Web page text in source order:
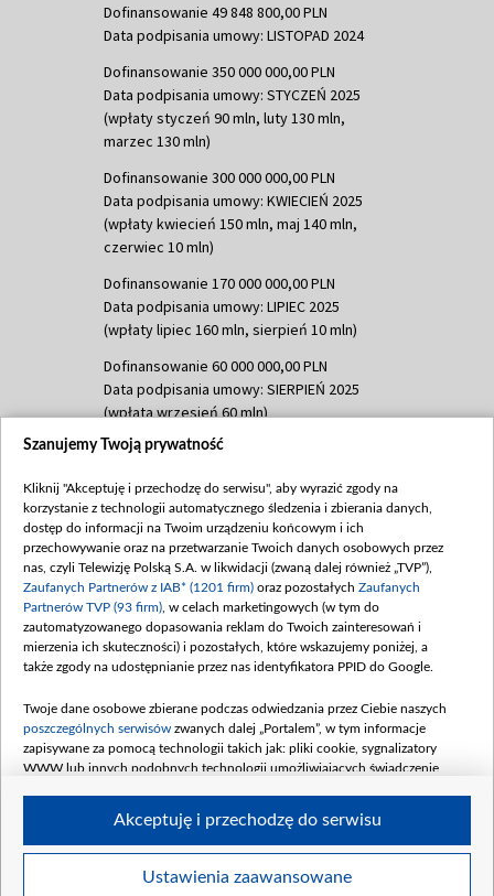
Dofinansowanie 49 848 800,00 PLN
Data podpisania umowy: LISTOPAD 2024
Dofinansowanie 350 000 000,00 PLN
Data podpisania umowy: STYCZEŃ 2025
(wpłaty styczeń 90 mln, luty 130 mln,
marzec 130 mln)
Dofinansowanie 300 000 000,00 PLN
Data podpisania umowy: KWIECIEŃ 2025
(wpłaty kwiecień 150 mln, maj 140 mln,
czerwiec 10 mln)
Dofinansowanie 170 000 000,00 PLN
Data podpisania umowy: LIPIEC 2025
(wpłaty lipiec 160 mln, sierpień 10 mln)
Dofinansowanie 60 000 000,00 PLN
Data podpisania umowy: SIERPIEŃ 2025
(wpłata wrzesień 60 mln)
Dofinansowanie 635 783 051,21 PLN
(wpłata wrzesień 100 mln, październik 350
mln, listopad 265 mln)
Dofinansowanie 48 862 000,00 PLN
Data podpisania umowy: GRUDZIEŃ 2025
(wpłata grudzień 60,548 mln)
Dofinansowanie 900 000 000,00 PLN
Data podpisania umowy: LUTY 2026 (wpłata
kwiecień 180 mln, 7 maja 180 mln, 8
czerwca 90 mln)
Dofinansowanie 250 000 000,00 PLN
4 sierpnia 250 mln
Szanujemy Twoją prywatność
Kliknij "Akceptuję i przechodzę do serwisu", aby wyrazić zgody na
korzystanie z technologii automatycznego śledzenia i zbierania danych,
dostęp do informacji na Twoim urządzeniu końcowym i ich
przechowywanie oraz na przetwarzanie Twoich danych osobowych przez
nas, czyli Telewizję Polską S.A. w likwidacji (zwaną dalej również „TVP”),
Zaufanych Partnerów z IAB* (1201 firm) oraz pozostałych Zaufanych
Partnerów TVP (93 firm) , w celach marketingowych (w tym do
zautomatyzowanego dopasowania reklam do Twoich zainteresowań i
mierzenia ich skuteczności) i pozostałych, które wskazujemy poniżej, a
także zgody na udostępnianie przez nas identyfikatora PPID do Google.
Twoje dane osobowe zbierane podczas odwiedzania przez Ciebie naszych
poszczególnych serwisów zwanych dalej „Portalem”, w tym informacje
zapisywane za pomocą technologii takich jak: pliki cookie, sygnalizatory
WWW lub innych podobnych technologii umożliwiających świadczenie
Twoje dane osobowe zbierane podczas odwiedzania przez Ciebie
Ustawienia zaawansowane
Akceptuję i przechodzę do serwisu